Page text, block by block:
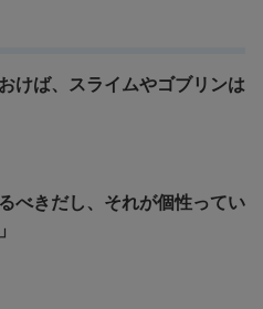
けば、スライムやゴブリンは
べきだし、それが個性ってい